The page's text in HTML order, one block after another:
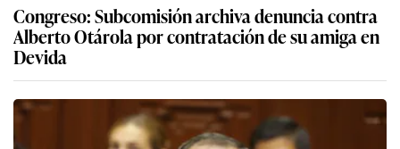
Congreso: Subcomisión archiva denuncia contra
Alberto Otárola por contratación de su amiga en
Devida